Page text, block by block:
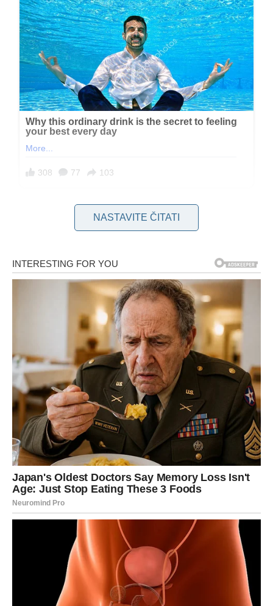
A iako nam se čini da mu sve više nije stalo, teško je to odmah
prihvatiti. Ipak, ponašanja koja počnu da se pojavljuju govore
Jedan od prvih signala je kada odjednom postane
, ali samo kada ste vi u pitanju. Prethodno
spontano slanje poruka i planiranje susreta nestaje, a sve
što ostane suizgovorii odgode. Vi čekate, a on se javlja
kad god to njemu odgovara. Na mrežama je aktivan, izlazi,
ima vremena za sve osim vas. Ovaj signal je prvi
pokazatelj da niste više njegov prioritet.
Zatim dolazikomunikacija na minimumu
. Ranije ste provodili
sate razgovarajući o svemu, ali sada razgovori postaju
površni. Pitanja o vašem danu nestaju, a on izbegava ozbiljne
teme. Kontakt je prisutan, ali samo kad njemu odgovara. Vi
postajete samo opcija, dok on drži distancu i čini se kao da
više ne želi ništa dublje.
NASTAVITE ČITATI